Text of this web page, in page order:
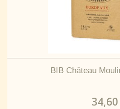
BIB Château